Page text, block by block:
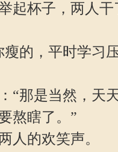
起杯子，两人干
的，平时学习
“那是当然，天
熬瞎了。”
人的欢笑声。